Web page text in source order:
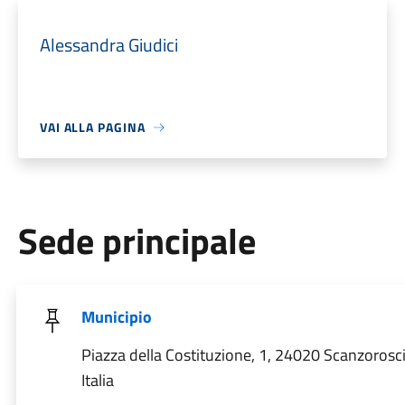
Alessandra Giudici
VAI ALLA PAGINA
Sede principale
Municipio
Piazza della Costituzione, 1, 24020
Italia